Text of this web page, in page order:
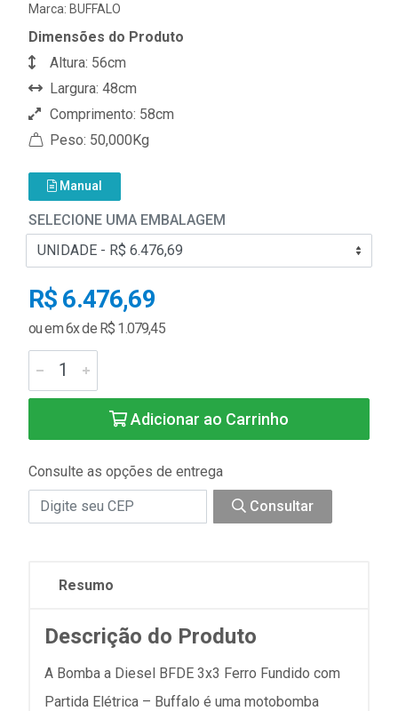
Marca: BUFFALO
Dimensões do Produto
Altura: 56cm
Largura: 48cm
Comprimento: 58cm
Peso: 50,000Kg
Manual
SELECIONE UMA EMBALAGEM
R$ 6.476,69
ou em 6x de R$ 1.079,45
Adicionar ao Carrinho
Consulte as opções de entrega
Consultar
Resumo
Descrição do Produto
A Bomba a Diesel BFDE 3x3 Ferro Fundido com
Partida Elétrica – Buffalo é uma motobomba